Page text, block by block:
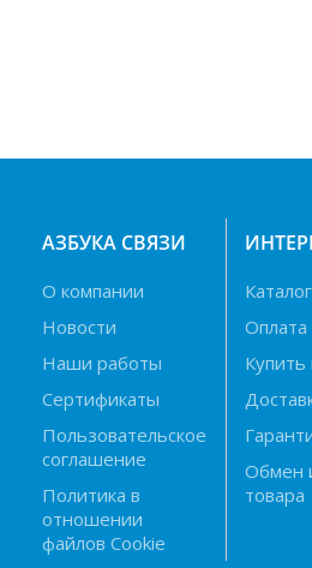
АЗБУКА СВЯЗИ
О компании
Новости
Наши работы
Сертификаты
Пользовательское
соглашение
Политика в
отношении
файлов Cookie
Оплата
Купить
Обмен
товара